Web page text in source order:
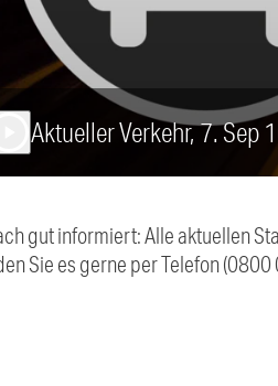
Aktueller Verkehr, 7. Sep
gut informiert: Alle aktuellen
Sie es gerne per Telefon